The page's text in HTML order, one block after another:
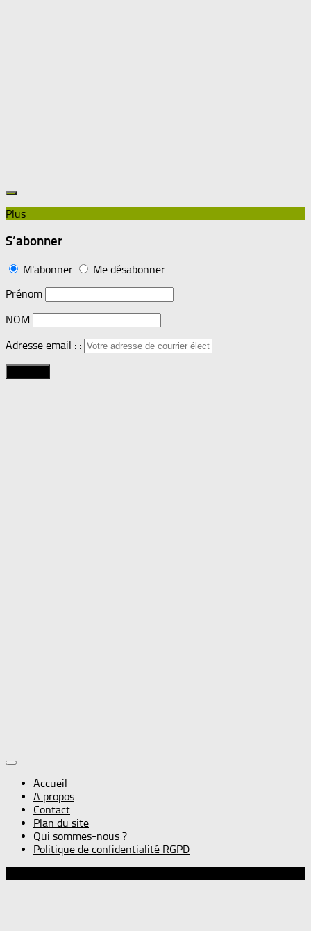
Plus
S’abonner
M'abonner
Me désabonner
Prénom
NOM
Adresse email : :
Accueil
A propos
Contact
Plan du site
Qui sommes-nous ?
Politique de confidentialité RGPD